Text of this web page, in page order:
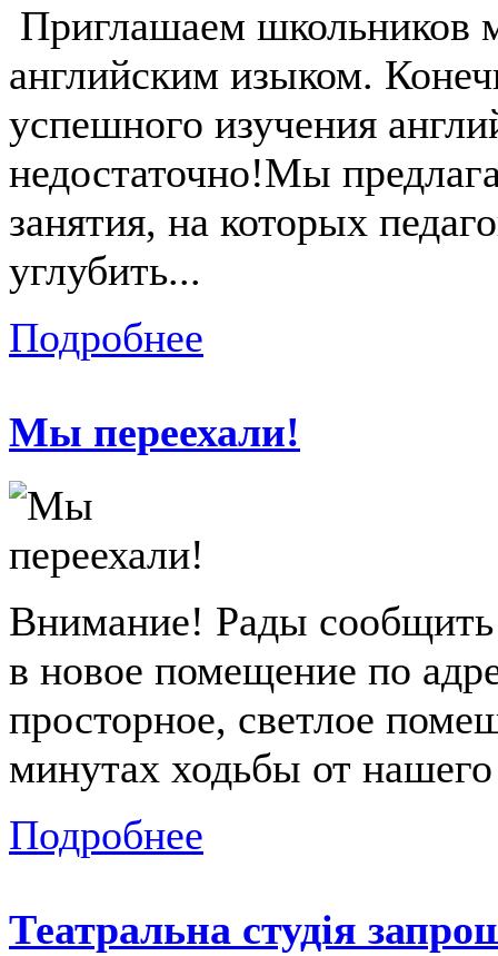
Приглашаем школьников
английским изыком.
успешного изучения
недостаточно!Мы
занятия, на которых
углубить...
Подробнее
Мы переехали!
Внимание! Рады
в новое помещение по
просторное, светлое
минутах ходьбы от
Подробнее
Театральна студія